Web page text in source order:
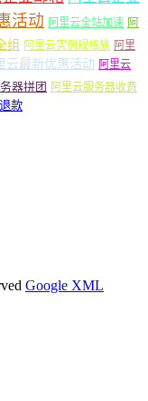
活动 阿里云全站加速 阿
组 阿里云实例规格族 阿里
云最新优惠活动 阿里云
器拼团 阿里云服务器收费
款
Google XML